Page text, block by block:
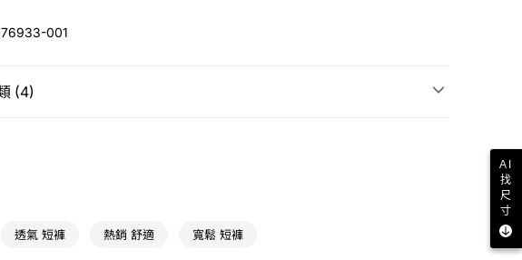
001
(4)
透氣 短褲 熱銷 舒適 寬鬆 短褲
AI
找
尺
寸